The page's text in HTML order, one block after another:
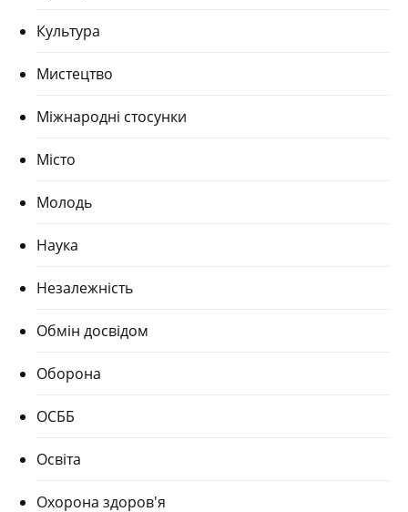
Культура
Мистецтво
Міжнародні стосунки
Місто
Молодь
Наука
Незалежність
Обмін досвідом
Оборона
ОСББ
Освіта
Охорона здоров'я